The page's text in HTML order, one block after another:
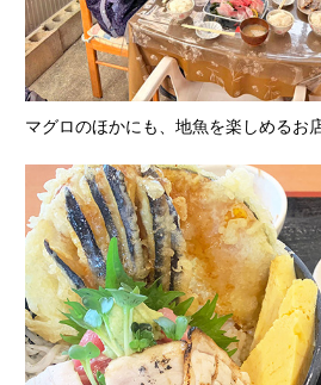
マグロのほかにも、地魚を楽しめるお